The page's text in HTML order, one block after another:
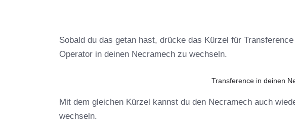
Sobald du das getan hast, drücke das Kürzel für
Operator in deinen Necramech zu wechseln.
Transference in deinen
Mit dem gleichen Kürzel kannst du den Necramech auch
wechseln.